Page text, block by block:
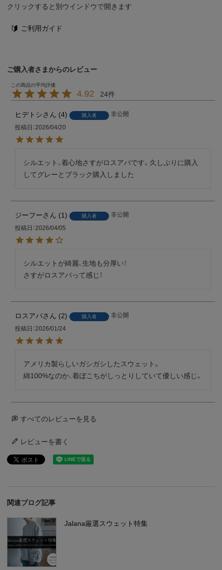
クリックすると別ウインドウで開きます
ご利用ガイド
ご購入者さまからのレビュー
4.92 24
ヒデトシ 4 購入者
非公開
投稿日 2026/04/20
シルエット、着心地さすがロスアパです。久しぶりに購入
してグレーとブラック購入しました
ジーフー 1 購入者
非公開
投稿日 2026/04/05
シルエットが綺麗、生地も分厚い！
さすがロスアパって感じ！
ロスアパ 2 購入者
非公開
投稿日 2026/01/24
アメリカ製らしいガシガシしたスウェット。
綿100%なのか、着ぼこちがしっとりしていて優しい感じ。
すべてのレビューを見る
レビューを書く
関連ブログ記事
Jalana厳選スウェット特集